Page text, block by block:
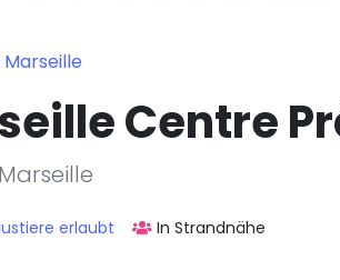
Marseille
Centre
erlaubt In Strandnähe